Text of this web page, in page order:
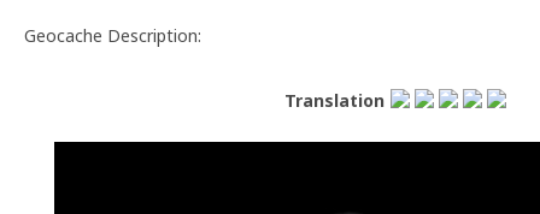
Geocache Description:
Translation